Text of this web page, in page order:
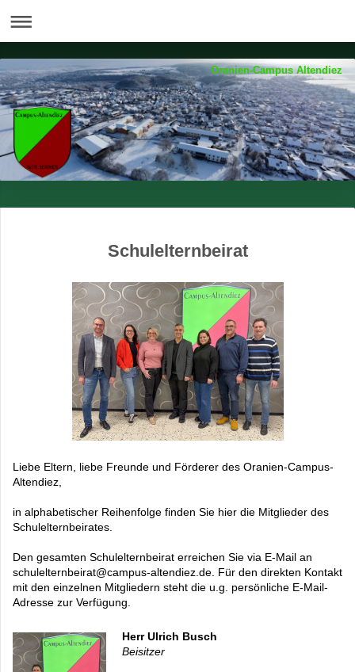
Oranien-Campus Altendiez
Schulelternbeirat
Liebe Eltern, liebe Freunde und Förderer des Oranien-Campus-
Altendiez,
in alphabetischer Reihenfolge finden Sie hier die Mitglieder des
Schulelternbeirates.
Den gesamten Schulelternbeirat erreichen Sie via E-Mail an
schulelternbeirat@campus-altendiez.de. Für den direkten Kontakt
mit den einzelnen Mitgliedern steht die u.g. persönliche E-Mail-
Adresse zur Verfügung.
Herr Ulrich Busch
Beisitzer